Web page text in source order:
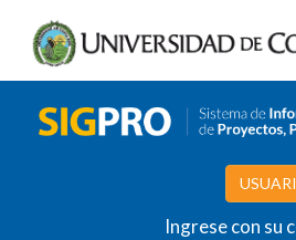
Ingrese con su